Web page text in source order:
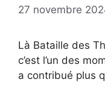
27 novembre
Là Bataille des
c’est l’un des
a contribué plus